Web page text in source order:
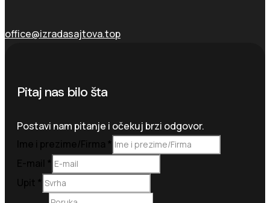
office@izradasajtova.top
Pitaj nas bilo šta
Postavi nam pitanje i očekuj brzi odgovor.
Ime i prezime/Firma *
E-mail *
Upit *